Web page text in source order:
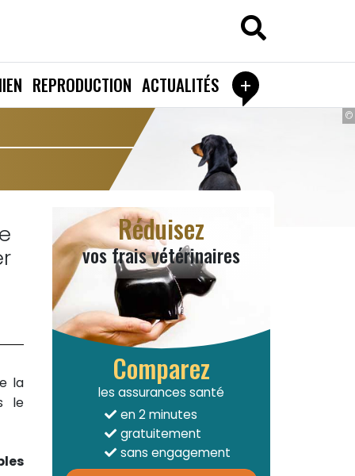
REPRODUCTION ACTUALITÉS +
©
la
le
Réduisez
vos frais vétérinaires
Comparez
les assurances santé
en 2 minutes
gratuitement
sans engagement